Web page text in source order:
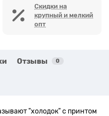
Скидки на
крупный и мелкий
опт
Отзывы 0
"холодок" с принтом